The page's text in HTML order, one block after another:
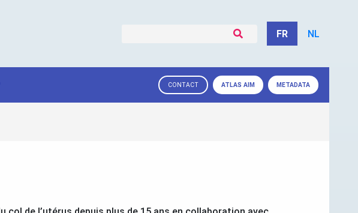
FR NL
CONTACT ATLAS AIM METADATA